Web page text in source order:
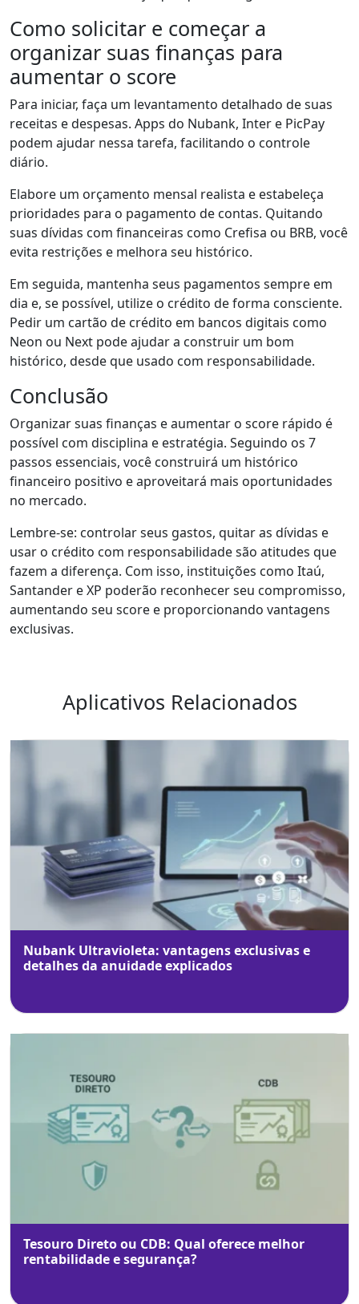
Como solicitar e começar a
organizar suas finanças para
aumentar o score
Para iniciar, faça um levantamento detalhado de suas
receitas e despesas. Apps do Nubank, Inter e PicPay
podem ajudar nessa tarefa, facilitando o controle
diário.
Elabore um orçamento mensal realista e estabeleça
prioridades para o pagamento de contas. Quitando
suas dívidas com financeiras como Crefisa ou BRB, você
evita restrições e melhora seu histórico.
Em seguida, mantenha seus pagamentos sempre em
dia e, se possível, utilize o crédito de forma consciente.
Pedir um cartão de crédito em bancos digitais como
Neon ou Next pode ajudar a construir um bom
histórico, desde que usado com responsabilidade.
Conclusão
Organizar suas finanças e aumentar o score rápido é
possível com disciplina e estratégia. Seguindo os 7
passos essenciais, você construirá um histórico
financeiro positivo e aproveitará mais oportunidades
no mercado.
Lembre-se: controlar seus gastos, quitar as dívidas e
usar o crédito com responsabilidade são atitudes que
fazem a diferença. Com isso, instituições como Itaú,
Santander e XP poderão reconhecer seu compromisso,
aumentando seu score e proporcionando vantagens
exclusivas.
Aplicativos Relacionados
Nubank Ultravioleta: vantagens exclusivas e
detalhes da anuidade explicados
Tesouro Direto ou CDB: Qual oferece melhor
rentabilidade e segurança?